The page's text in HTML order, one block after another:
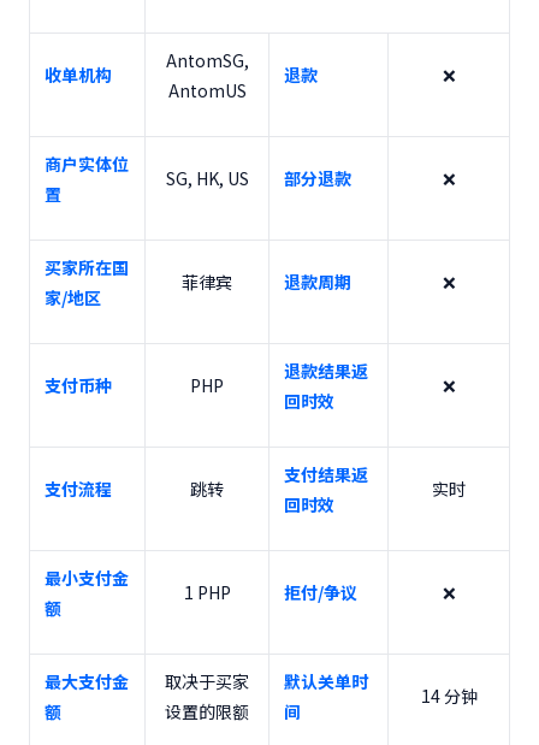
收单机构
AntomSG,
AntomUS
退款 ❌
商户实体位
置
SG, HK, US 部分退款 ❌
买家所在国
家/地区
菲律宾 退款周期 ❌
支付币种 PHP
退款结果返
回时效
❌
支付流程 跳转
支付结果返
回时效
实时
最小支付金
额
1 PHP 拒付/争议 ❌
最大支付金
额
取决于买家
设置的限额
默认关单时
间
14 分钟